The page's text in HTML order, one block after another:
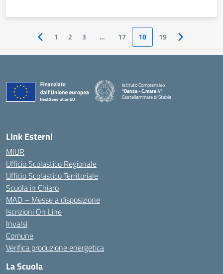
Pagina precedente
1 2 3 … 17 18 19 Pagina
Istituto Comprensivo
"Denza - C.mare 4"
Castellammare di Stabia
Link Esterni
MIUR
Ufficio Scolastico Regionale
Ufficio Scolastico Territoriale
Scuola in Chiaro
MAD – Messe a disposizione
Iscrizioni On Line
Invalsi
Comune
Verifica produzione energetica
La Scuola